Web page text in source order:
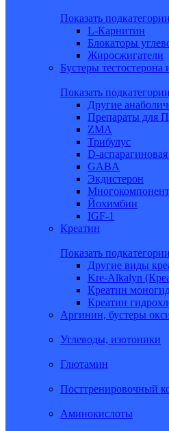
Показать подкатегории
L-Карнитин
Блокаторы
Жиросжигатели
Бустеры
Показать подкатегории
Другие
Препараты для
ZMA
Трибулус
D-
GABA
Экдистерон
Йохимбин
IGF-1
Креатин
Показать подкатегории
Другие виды
Kre-Alkalyn
Креатин
Креатин
Аргинин, бустеры
Углеводы, изотоники
Глютамин
Посттренировочный
Аминокислоты